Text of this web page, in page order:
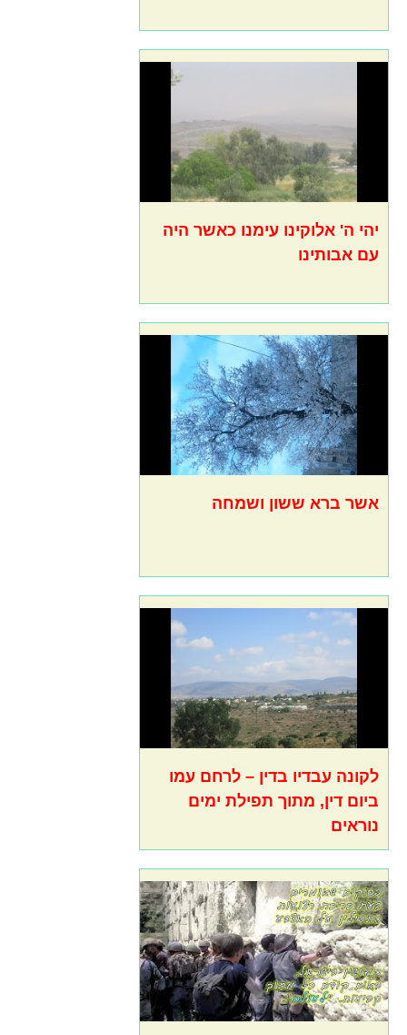
יהי ה' אלוקינו עימנו כאשר היה
עם אבותינו
אשר ברא ששון ושמחה
לקונה עבדיו בדין – לרחם עמו
ביום דין, מתוך תפילת ימים
נוראים